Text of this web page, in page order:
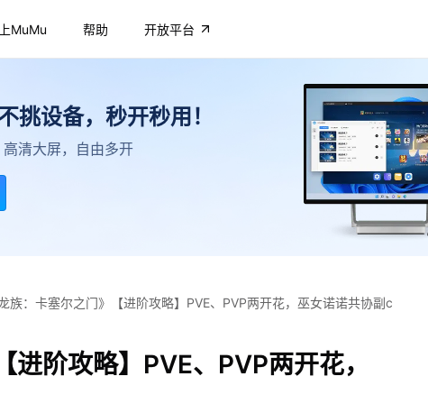
MuMu 帮助 开放平台
挑设备，秒开秒用！
清大屏，自由多开
龙族：卡塞尔之门》【进阶攻略】PVE、PVP两开花，巫女诺诺共协副c
进阶攻略】PVE、PVP两开花，